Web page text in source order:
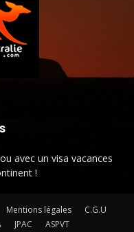
avec un visa vacances
!
Mentions légales
C.G.U
JPAC ASPVT